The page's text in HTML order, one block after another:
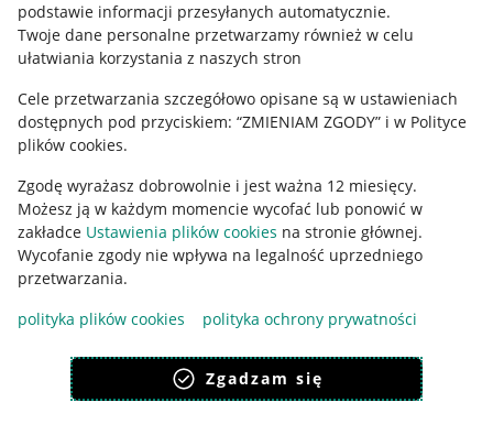
podstawie informacji przesyłanych automatycznie.
Twoje dane personalne przetwarzamy również w celu
ułatwiania korzystania z naszych stron
Cele przetwarzania szczegółowo opisane są w ustawieniach
dostępnych pod przyciskiem: “ZMIENIAM ZGODY” i w Polityce
plików cookies.
Zgodę wyrażasz dobrowolnie i jest ważna 12 miesięcy.
Możesz ją w każdym momencie wycofać lub ponowić w
zakładce Ustawienia plików cookies na stronie głównej.
Wycofanie zgody nie wpływa na legalność uprzedniego
przetwarzania.
polityka plików cookies
polityka ochrony prywatności
Zgadzam się
Polityka plików "cookies"
Ustawienia plików "cookies"
Udostępnianie lokalizacji
Informacje dla Aktu o Usługach Cyfrowych
Pobierz aplikację